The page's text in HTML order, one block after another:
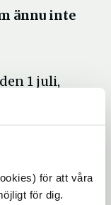
för att våra
för dig.
ännu inte
1 juli,
den som
har
om
Ta prov